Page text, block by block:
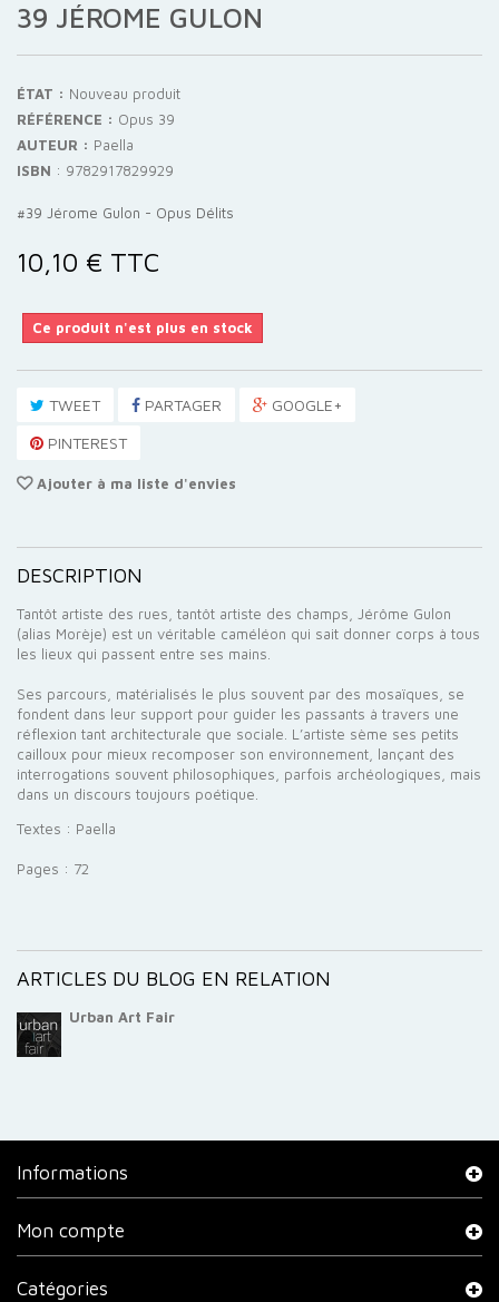
39 JÉROME GULON
ÉTAT : Nouveau produit
RÉFÉRENCE : Opus 39
AUTEUR : Paella
ISBN : 9782917829929
#39 Jérome Gulon - Opus Délits
10,10 € TTC
Ce produit n'est plus en stock
TWEET PARTAGER
GOOGLE+
PINTEREST
Ajouter à ma liste d'envies
DESCRIPTION
Tantôt artiste des rues, tantôt artiste des champs, Jérôme Gulon
(alias Morèje) est un véritable caméléon qui sait donner corps à tous
les lieux qui passent entre ses mains.
Ses parcours, matérialisés le plus souvent par des mosaïques, se
fondent dans leur support pour guider les passants à travers une
réflexion tant architecturale que sociale. L’artiste sème ses petits
cailloux pour mieux recomposer son environnement, lançant des
interrogations souvent philosophiques, parfois archéologiques, mais
dans un discours toujours poétique.
Textes : Paella
Pages : 72
ARTICLES DU BLOG EN RELATION
Urban Art Fair
Informations
Mon compte
Catégories